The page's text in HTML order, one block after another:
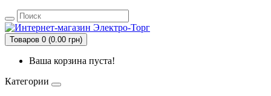
Товаров 0 (0.00 грн)
Ваша корзина пуста!
Категории